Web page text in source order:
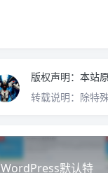
版权声明： 本站
转载说明： 除特
WordPress默认特